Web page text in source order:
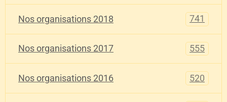
Nos organisations 2018 741
Nos organisations 2017 555
Nos organisations 2016 520